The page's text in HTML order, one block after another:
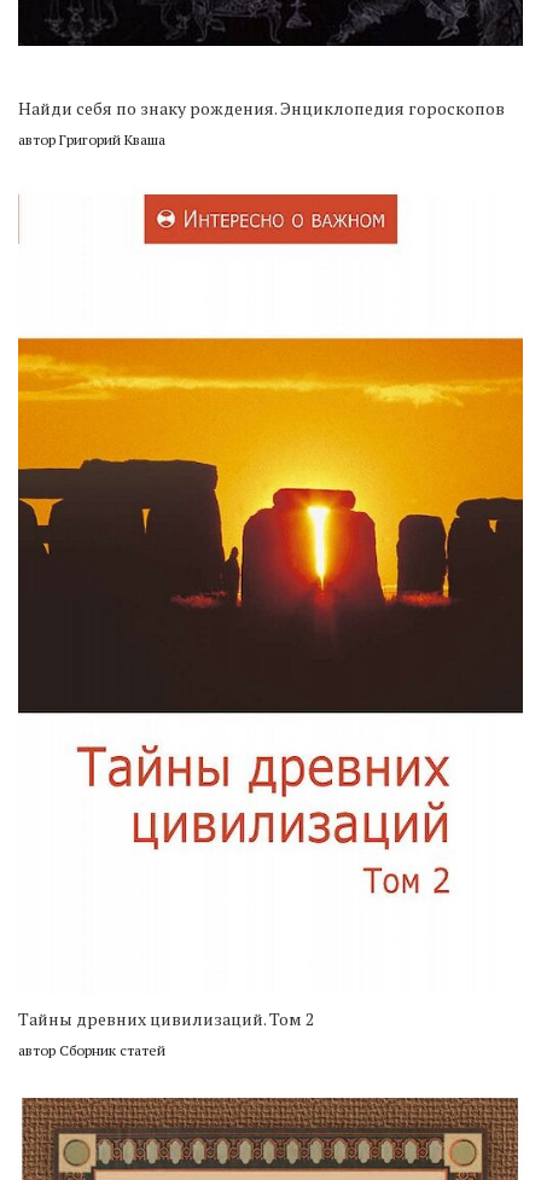
Найди себя по знаку рождения. Энциклопедия гороскопов
автор Григорий Кваша
Тайны древних цивилизаций. Том 2
автор Сборник статей